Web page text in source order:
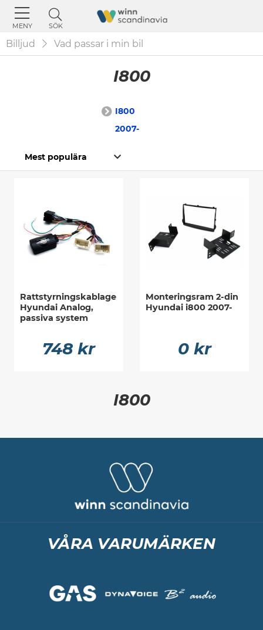
MENY SÖK
Billjud Vad passar i min bil
I800
I800
2007-
Rattstyrningskablage
Hyundai Analog,
passiva system
748 kr
Monteringsram 2-din
Hyundai i800 2007-
0 kr
I800
VÅRA VARUMÄRKEN